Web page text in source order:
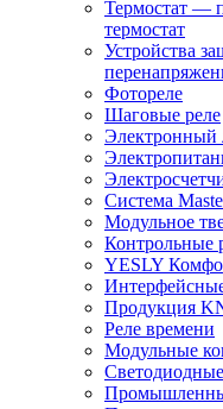
Термостат —
термостат
Устройства
Фотореле
Шаговые реле
Электронный
Система
Модульное
Контрольные
YESLY
Продукция
Реле времени
Модульные